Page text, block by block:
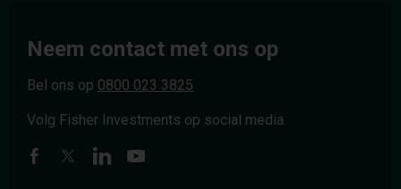
Neem contact met ons op
Bel ons op 0800 023 3825
Volg Fisher Investments op social media.